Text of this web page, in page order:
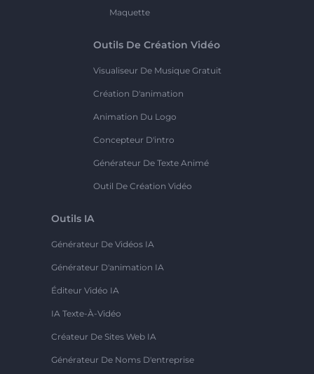
Maquette
Outils De Création Vidéo
Visualiseur De Musique Gratuit
Création D'animation
Animation Du Logo
Concepteur D'intro
Générateur De Texte Animé
Outil De Création Vidéo
Outils IA
Générateur De Vidéos IA
Générateur D'animation IA
Éditeur Vidéo IA
IA Texte-À-Vidéo
Créateur De Sites Web IA
Générateur De Noms D'entreprise